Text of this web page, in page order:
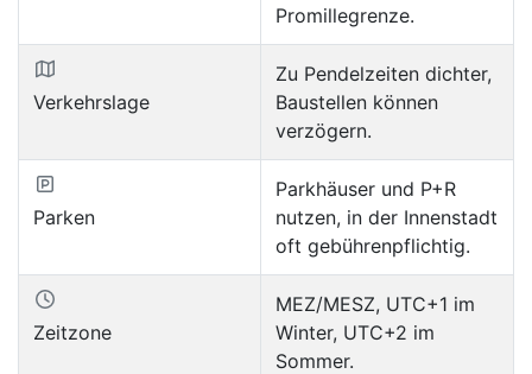
Promillegrenze.
Verkehrslage
Zu Pendelzeiten dichter,
Baustellen können
verzögern.
Parken
Parkhäuser und P+R
nutzen, in der Innenstadt
oft gebührenpflichtig.
Zeitzone
MEZ/MESZ, UTC+1 im
Winter, UTC+2 im
Sommer.